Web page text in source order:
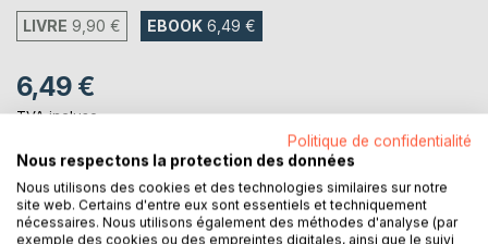
LIVRE 9,90 € EBOOK 6,49 €
6,49 €
TVA incluse
Téléchargement disponible dès maintenant
AJOUTER AU PANIER
Politique de confidentialité
Nous respectons la protection des données
Nous utilisons des cookies et des technologies similaires sur notre
site web. Certains d'entre eux sont essentiels et techniquement
nécessaires. Nous utilisons également des méthodes d'analyse (par
exemple des cookies ou des empreintes digitales, ainsi que le suivi